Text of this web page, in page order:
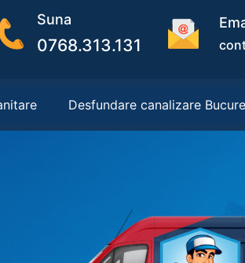
Suna
0768.313.131
Desfundare canalizare